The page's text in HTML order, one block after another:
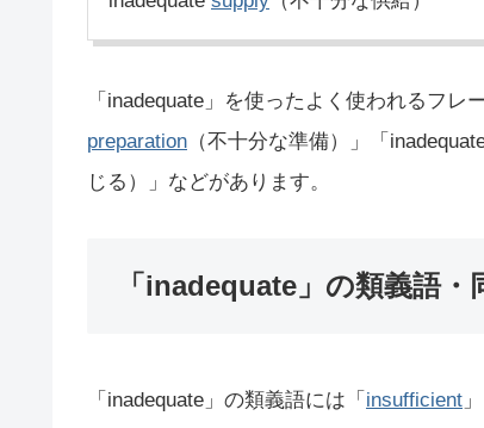
「inadequate」を使ったよく使われるフ
preparation （不十分な準備）」「
じる）」などがあります。
「inadequate」の類義語・
「inadequate」の類義語には「 insufficient